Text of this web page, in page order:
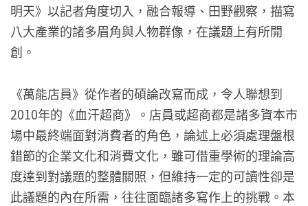
明天》以記者角度切入，融合報導、田野觀察，描寫
八大產業的諸多眉角與人物群像，在議題上有所開
創。
《萬能店員》從作者的碩論改寫而成，令人聯想到
2010年的《血汗超商》。店員或超商都是諸多資本市
場中最終端面對消費者的角色，論述上必須處理盤根
錯節的企業文化和消費文化，雖可借重學術的理論高
度達到對議題的整體關照，但維持一定的可讀性卻是
此議題的內在所需，往往面臨諸多寫作上的挑戰。本